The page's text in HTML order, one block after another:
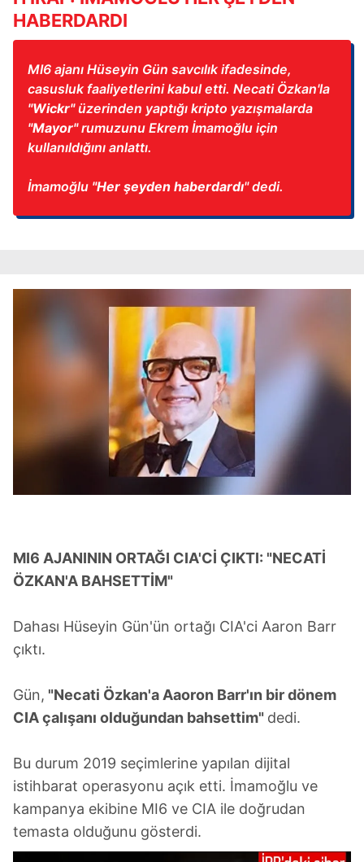
HABERDARDI
MI6 ajanı Hüseyin Gün savcılık ifadesinde,
casusluk faaliyetlerini kabul etti. Necati Özkan'la
"Wickr"üzerinden yaptığı kripto yazışmalarda
"Mayor"rumuzunu Ekrem İmamoğlu için
kullanıldığını anlattı.
İmamoğlu "Her şeyden haberdardı" dedi.
MI6 AJANININ ORTAĞI CIA'Cİ ÇIKTI: "NECATİ
ÖZKAN'A BAHSETTİM"
Dahası Hüseyin Gün'ün ortağı CIA'ci Aaron Barr
çıktı.
Gün, "Necati Özkan'a Aaoron Barr'ın bir dönem
CIA çalışanı olduğundan bahsettim" dedi.
Bu durum 2019 seçimlerine yapılan dijital
istihbarat operasyonu açık etti. İmamoğlu ve
kampanya ekibine MI6 ve CIA ile doğrudan
temasta olduğunu gösterdi.